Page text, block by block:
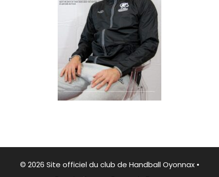
© 2026 Site officiel du club de Handball Oyonnax•